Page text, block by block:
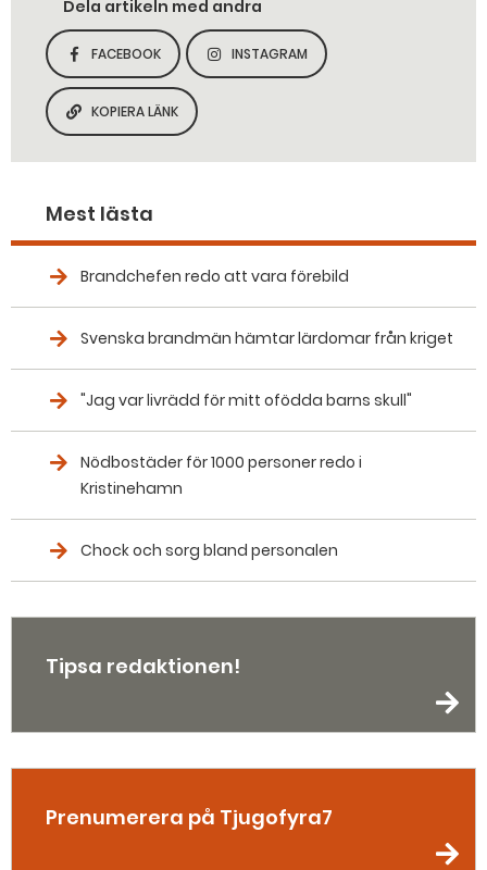
Dela artikeln med andra
DELA SIDAN PÅ
FACEBOOK
DELA SIDAN PÅ
INSTAGRAM
KOPIERA SIDANS LÄNK
KOPIERA LÄNK
Mest lästa
Brandchefen redo att vara förebild
Svenska brandmän hämtar lärdomar från kriget
"Jag var livrädd för mitt ofödda barns skull"
Nödbostäder för 1000 personer redo i
Kristinehamn
Chock och sorg bland personalen
Tipsa redaktionen!
Prenumerera på Tjugofyra7